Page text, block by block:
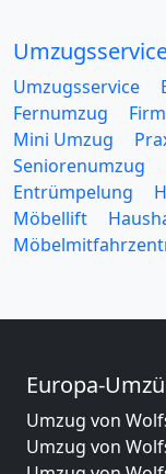
Umzugsservice
Fernumzug
Mini Umzug
Seniorenumzug
Entrümpelung
Möbellift
Europa-
Umzug von
Umzug von